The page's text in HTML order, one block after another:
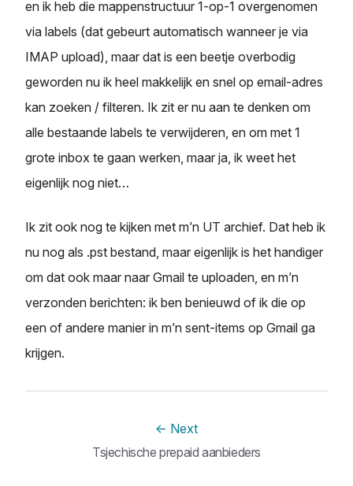
en ik heb die mappenstructuur 1-op-1 overgenomen
via labels (dat gebeurt automatisch wanneer je via
IMAP upload), maar dat is een beetje overbodig
geworden nu ik heel makkelijk en snel op email-adres
kan zoeken / filteren. Ik zit er nu aan te denken om
alle bestaande labels te verwijderen, en om met 1
grote inbox te gaan werken, maar ja, ik weet het
eigenlijk nog niet…
Ik zit ook nog te kijken met m’n UT archief. Dat heb ik
nu nog als .pst bestand, maar eigenlijk is het handiger
om dat ook maar naar Gmail te uploaden, en m’n
verzonden berichten: ik ben benieuwd of ik die op
een of andere manier in m’n sent-items op Gmail ga
krijgen.
← Next
Tsjechische prepaid aanbieders